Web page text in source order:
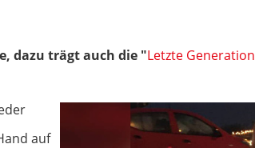
dazu trägt auch die "Letzte Generation
auf